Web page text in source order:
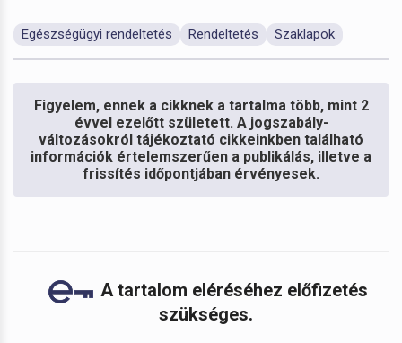
Egészségügyi rendeltetés Rendeltetés Szaklapok
Figyelem, ennek a cikknek a tartalma több, mint 2
évvel ezelőtt született. A jogszabály-
változásokról tájékoztató cikkeinkben található
információk értelemszerűen a publikálás, illetve a
frissítés időpontjában érvényesek.
A tartalom eléréséhez előfizetés
szükséges.